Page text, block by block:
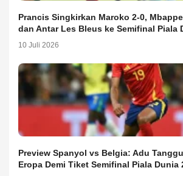
Prancis Singkirkan Maroko 2-0,
dan Antar Les Bleus ke Semifinal Piala
10 Juli 2026
Preview Spanyol vs Belgia: Adu
Eropa Demi Tiket Semifinal Piala Dunia